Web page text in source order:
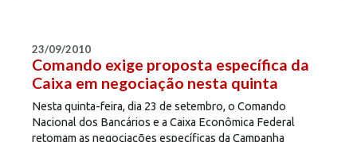
23/09/2010
Comando exige proposta específica da
Caixa em negociação nesta quinta
Nesta quinta-feira, dia 23 de setembro, o Comando
Nacional dos Bancários e a Caixa Econômica Federal
retomam as negociações específicas da Campanha